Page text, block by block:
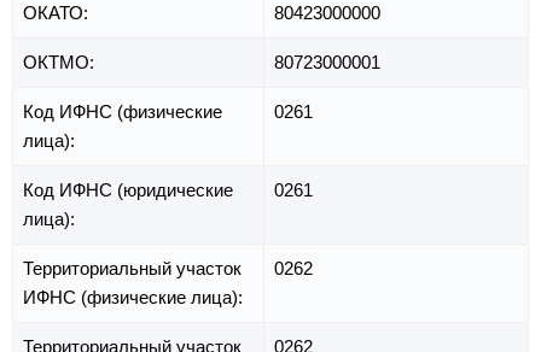
ОКАТО: 80423000000
ОКТМО: 80723000001
Код ИФНС (физические
лица):
0261
Код ИФНС (юридические
лица):
0261
Территориальный участок
ИФНС (физические лица):
0262
Территориальный участок
0262